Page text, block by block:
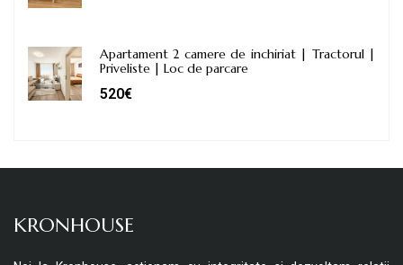
Apartament 2 camere de inchiriat | Tractorul |
Priveliste | Loc de parcare
520€
KRONHOUSE